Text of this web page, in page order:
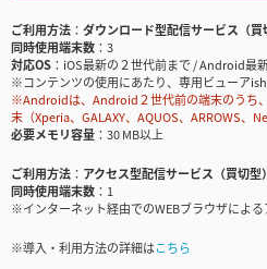
ご利用方法
ダウンロード型配信サービス（買
同時使用端末数
3
対応OS
iOS最新の２世代前まで / Android最
※コンテンツの使用にあたり、専用ビューア
※Androidは、Android２世代前の端末のうち
末（Xperia、GALAXY、AQUOS、ARROWS、
必要メモリ容量
30 MB以上
ご利用方法
アクセス型配信サービス（買切型）
同時使用端末数
1
※インターネット経由でのWEBブラウザによる
※導入・利用方法の詳細はこちら